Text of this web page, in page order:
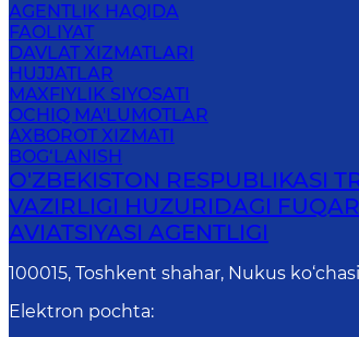
AGENTLIK HAQIDA
FAOLIYAT
DAVLAT XIZMATLARI
HUJJATLAR
MAXFIYLIK SIYOSATI
OCHIQ MA'LUMOTLAR
AXBOROT XIZMATI
BOG‘LANISH
O'ZBEKISTON RESPUBLIKASI
VAZIRLIGI HUZURIDAGI
AVIATSIYASI AGENTLIGI
100015, Toshkent shahar, Nukus
Elektron pochta: